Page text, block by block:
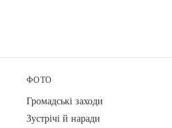
ФОТО
Громадські заходи
Зустрічі й наради